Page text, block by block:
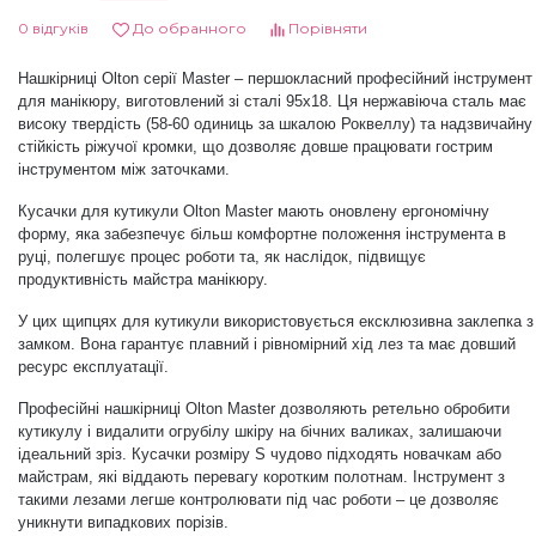
Дезінфекція та стерилізація
Декор для нігтів
Трикутники (каміфубукі)
Наклейки гнучкі лінії
Втирки
Бульонки
Блискітки (пісок для нігтів)
Блискітки для нігтів
0 відгуків До обранного Порівняти
Нашкірниці Olton серії Master – першокласний професійний інструмент
для манікюру, виготовлений зі сталі 95х18. Ця нержавіюча сталь має
високу твердість (58-60 одиниць за шкалою Роквеллу) та надзвичайну
стійкість ріжучої кромки, що дозволяє довше працювати гострим
інструментом між заточками.
Кусачки для кутикули Olton Master мають оновлену ергономічну
форму, яка забезпечує більш комфортне положення інструмента в
руці, полегшує процес роботи та, як наслідок, підвищує
продуктивність майстра манікюру.
У цих щипцях для кутикули використовується ексклюзивна заклепка з
замком. Вона гарантує плавний і рівномірний хід лез та має довший
ресурс експлуатації.
Професійні нашкірниці Olton Master дозволяють ретельно обробити
кутикулу і видалити огрубілу шкіру на бічних валиках, залишаючи
ідеальний зріз. Кусачки розміру S чудово підходять новачкам або
майстрам, які віддають перевагу коротким полотнам. Інструмент з
такими лезами легше контролювати під час роботи – це дозволяє
уникнути випадкових порізів.